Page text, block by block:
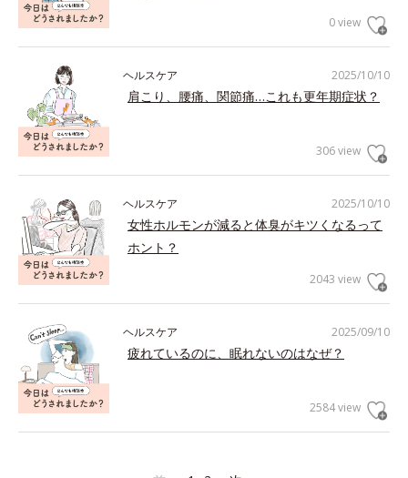
0 view
2025/10/10
ヘルスケア
肩こり、腰痛、関節痛…これも更年期症状？
306 view
2025/10/10
ヘルスケア
女性ホルモンが減ると体臭がキツくなるって
ホント？
2043 view
2025/09/10
ヘルスケア
疲れているのに、眠れないのはなぜ？
2584 view